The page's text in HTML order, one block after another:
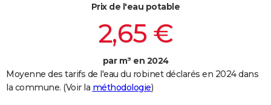
Bricolage
Lifestyle
Culture
Sport
Auto
Television
Voyage
Cinema
Prix de l'eau potable
2,65 €
par m³ en 2024
Moyenne des tarifs de l'eau du robinet déclarés en 2024 dans
la commune. (Voir la méthodologie)